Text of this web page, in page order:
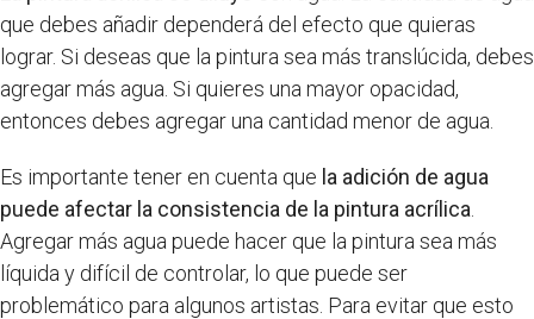
que debes añadir dependerá del efecto que quieras
lograr. Si deseas que la pintura sea más translúcida, debes
agregar más agua. Si quieres una mayor opacidad,
entonces debes agregar una cantidad menor de agua.
Es importante tener en cuenta que la adición de agua
puede afectar la consistencia de la pintura acrílica
Agregar más agua puede hacer que la pintura sea más
líquida y difícil de controlar, lo que puede ser
problemático para algunos artistas. Para evitar que esto